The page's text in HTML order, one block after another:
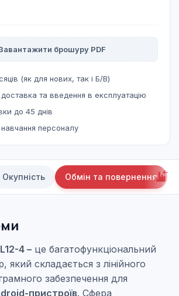
брошуру PDF
(як для нових, так і Б/В)
та введення в експлуатацію
до 45 днів
персоналу
Окупність Обмін та повернення
4 – це багатофункціональний
який складається з лінійного
забезпечення для
пристроїв. Сфера